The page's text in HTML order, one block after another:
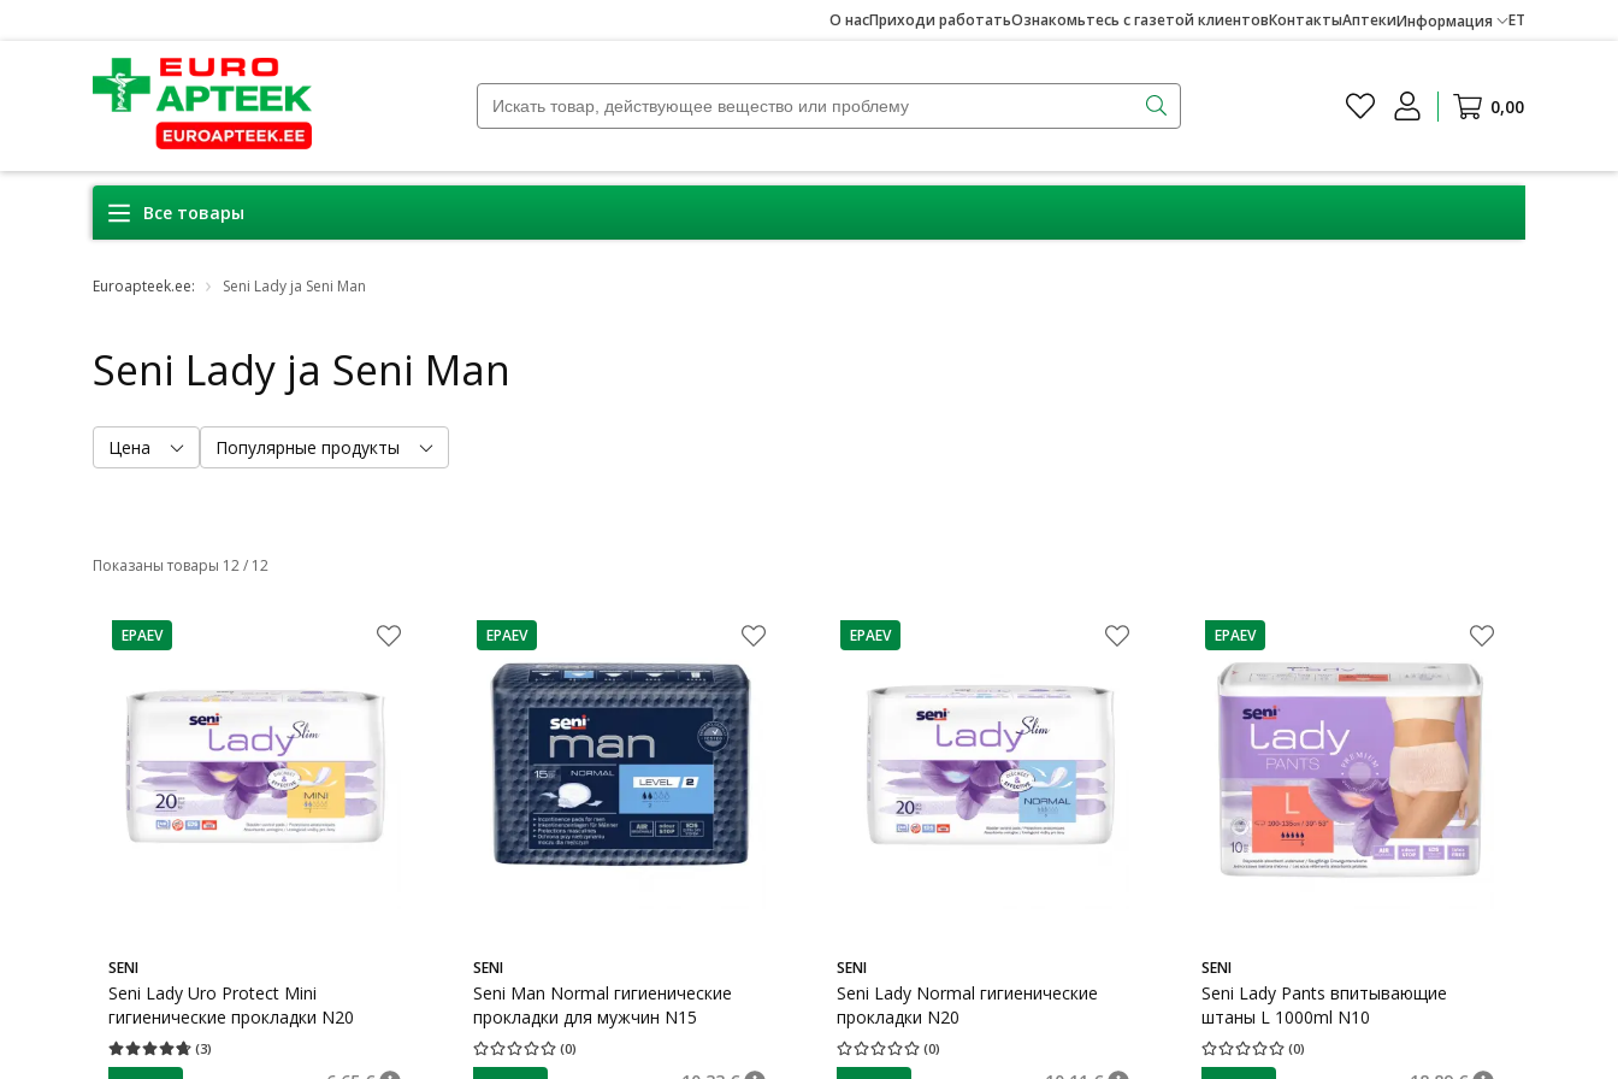
О насПриходи работатьОзнакомьтесь с газетой клиентовКонтактыАптекиИнформация ET
0,00
Все товары
Euroapteek.ee: Seni Lady ja Seni Man
Seni Lady ja Seni Man
Цена Популярные продукты
Показаны товары 12 / 12
nõuanne
EPAEV
SENI
Seni Lady Uro Protect Mini
гигиенические прокладки N20
(3)
Средняя оценка 4.67
nõuanne
EPAEV
SENI
Seni Man Normal гигиенические
прокладки для мужчин N15
(0)
Средняя оценка 0.00
nõuanne
EPAEV
SENI
Seni Lady Normal гигиенические
прокладки N20
(0)
Средняя оценка 0.00
nõuanne
EPAEV
SENI
Seni Lady Pants впитывающие
штаны L 1000ml N10
(0)
Средняя оценка 0.00